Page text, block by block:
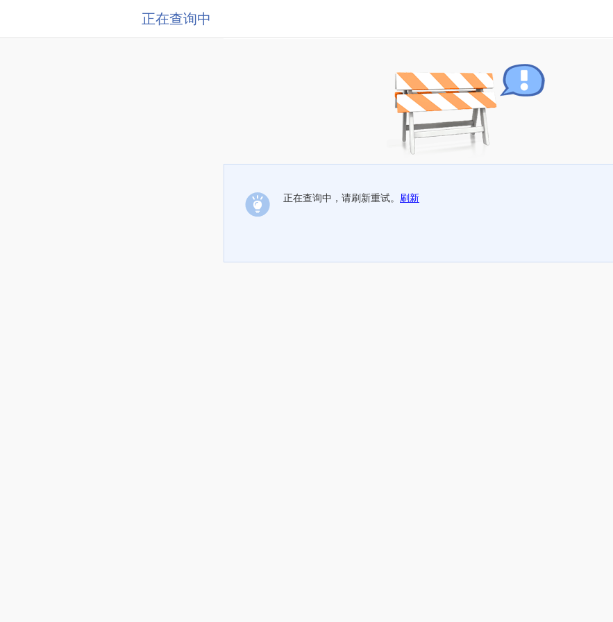
正在查询中
正在查询中，请刷新重试。 刷新